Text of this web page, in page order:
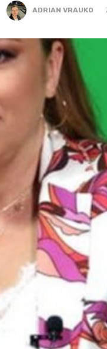
ADRIAN VRAUKO